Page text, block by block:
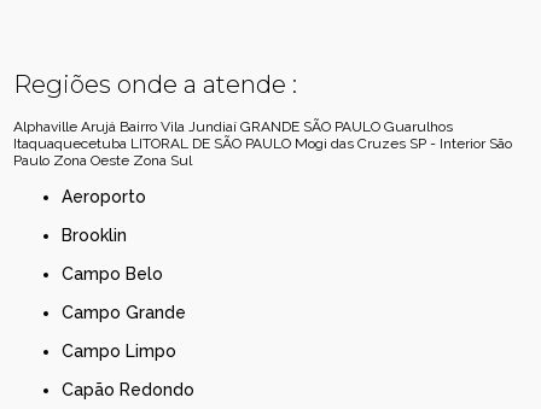
Regiões onde a atende :
Alphaville Arujá Bairro Vila Jundiaí GRANDE SÃO PAULO Guarulhos
Itaquaquecetuba LITORAL DE SÃO PAULO Mogi das Cruzes SP - Interior São
Paulo Zona Oeste Zona Sul
Aeroporto
Brooklin
Campo Belo
Campo Grande
Campo Limpo
Capão Redondo